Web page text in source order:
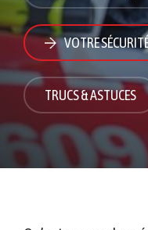
VOTRE
TRUCS & ASTUCES